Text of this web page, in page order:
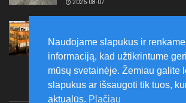
2026-08-07
smulkiojo ir vidutinio verslo
2026-08-07
Naudojame slapukus ir
informaciją, kad užtikrintume
mūsų svetainėje. Žemiau galite
slapukus ar išsaugoti tik tuos,
aktualūs. Plačiau